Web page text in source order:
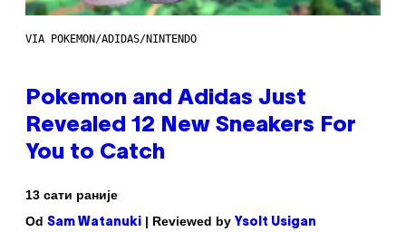
VIA POKEMON/ADIDAS/NINTENDO
Pokemon and Adidas Just
Revealed 12 New Sneakers For
You to Catch
13 сати раније
Od Sam Watanuki | Reviewed by Ysolt Usigan